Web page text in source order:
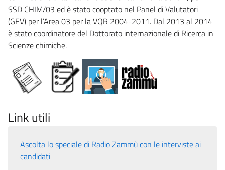
SSD CHIM/03 ed è stato cooptato nel Panel di Valutatori
(GEV) per l’Area 03 per la VQR 2004-2011. Dal 2013 al 2014
è stato coordinatore del Dottorato internazionale di Ricerca in
Scienze chimiche.
Link utili
Ascolta lo speciale di Radio Zammù con le interviste ai
candidati